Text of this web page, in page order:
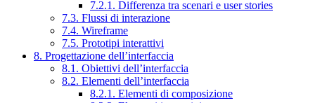
7.2.1. Differenza tra scenari e user stories
7.3. Flussi di interazione
7.4. Wireframe
7.5. Prototipi interattivi
8. Progettazione dell’interfaccia
8.1. Obiettivi dell’interfaccia
8.2. Elementi dell’interfaccia
8.2.1. Elementi di composizione